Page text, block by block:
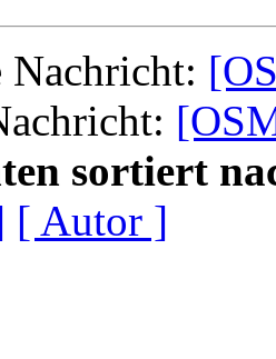
Nachricht:
sortiert
[ Autor ]